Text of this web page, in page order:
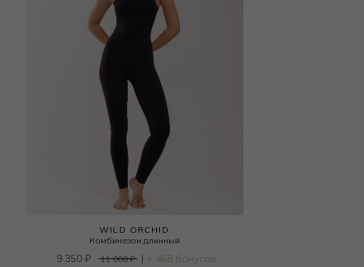
WILD ORCHID
Комбинезон длинный
9 350 ₽ 11 000₽ | + 468 бонусов